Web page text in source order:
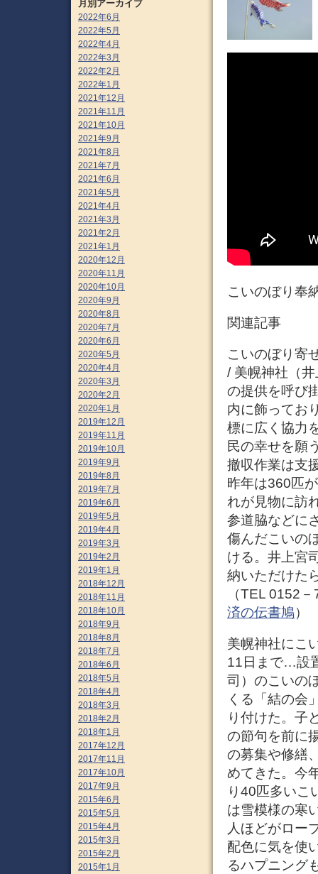
こいのぼり奉
関連記事
こいのぼり寄
/ 美幌神社（
の提供を呼び
内に飾ってお
標に広く協力
民の幸せを願
撤収作業は支
昨年は360匹
れが見物に訪
参道脇などに
傷んだこいの
ける。井上宮
納いただけた
（TEL 0152
済の伝書鳩）
美幌神社にこ
11日まで…設
司）のこいの
くる「結の会
り付けた。子
の節句を前に
の募集や修繕
めてきた。今
り40匹多いこ
は雪模様の寒
人ほどがロー
配色に気を使
るハプニング
月別アーカイブ
2022年6月
2022年5月
2022年4月
2022年3月
2022年2月
2022年1月
2021年12月
2021年11月
2021年10月
2021年9月
2021年8月
2021年7月
2021年6月
2021年5月
2021年4月
2021年3月
2021年2月
2021年1月
2020年12月
2020年11月
2020年10月
2020年9月
2020年8月
2020年7月
2020年6月
2020年5月
2020年4月
2020年3月
2020年2月
2020年1月
2019年12月
2019年11月
2019年10月
2019年9月
2019年8月
2019年7月
2019年6月
2019年5月
2019年4月
2019年3月
2019年2月
2019年1月
2018年12月
2018年11月
2018年10月
2018年9月
2018年8月
2018年7月
2018年6月
2018年5月
2018年4月
2018年3月
2018年2月
2018年1月
2017年12月
2017年11月
2017年10月
2017年9月
2015年6月
2015年5月
2015年4月
2015年3月
2015年2月
2015年1月